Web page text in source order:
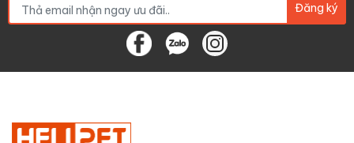
PETKIT PURA
MAX
Đăng ký